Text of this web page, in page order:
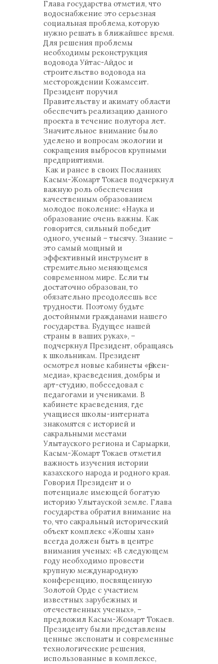
Глава государства отметил, что
водоснабжение это серьезная
социальная проблема, которую
нужно решать в ближайшее время.
Для решения проблемы
необходимы реконструкция
водовода Уйтас-Айдос и
строительство водовода на
месторождении Кожамсеит.
Президент поручил
Правительству и акимату области
обеспечить реализацию данного
проекта в течение полутора лет.
Значительное внимание было
уделено и вопросам экологии и
сокращения выбросов крупными
предприятиями.
Как и ранее в своих Посланиях
Касым-Жомарт Токаев подчеркнул
важную роль обеспечения
качественным образованием
молодое поколение: «Наука и
образование очень важны. Как
говорится, сильный победит
одного, ученый – тысячу. Знание –
это самый мощный и
эффективный инструмент в
стремительно меняющемся
современном мире. Если ты
достаточно образован, то
обязательно преодолеешь все
трудности. Поэтому будьте
достойными гражданами нашего
государства. Будущее нашей
страны в ваших руках», –
подчеркнул Президент, обращаясь
к школьникам. Президент
осмотрел новые кабинеты «Өркен-
медиа», краеведения, домбры и
арт-студию, побеседовал с
педагогами и учениками. В
кабинете краеведения, где
учащиеся школы-интерната
знакомятся с историей и
сакральными местами
Улытауского региона и Сарыарки,
Касым-Жомарт Токаев отметил
важность изучения истории
казахского народа и родного края.
Говорил Президент и о
потенциале имеющей богатую
историю Улытауской земле. Глава
государства обратил внимание на
то, что сакральный исторический
объект комплекс «Жошы хан»
всегда должен быть в центре
внимания ученых: «В следующем
году необходимо провести
крупную международную
конференцию, посвященную
Золотой Орде с участием
известных зарубежных и
отечественных ученых», –
предложил Касым-Жомарт Токаев.
Президенту были представлены
ценные экспонаты и современные
технологические решения,
использованные в комплексе,